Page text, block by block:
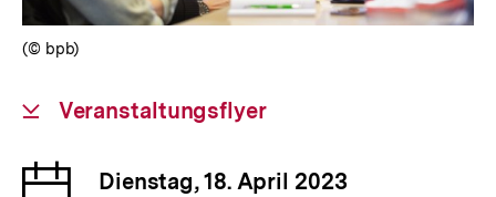
(© bpb)
Download-
Veranstaltungsflyer
Datum
Dienstag, 18. April 2023